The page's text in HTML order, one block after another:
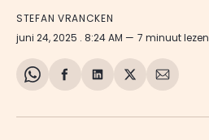
STEFAN VRANCKEN
juni 24, 2025 . 8:24 AM 7 minuut lezen
Share
WhatsApp
Delen
Facebook
Delen
LinkedIn
Share
X
Deel
E-